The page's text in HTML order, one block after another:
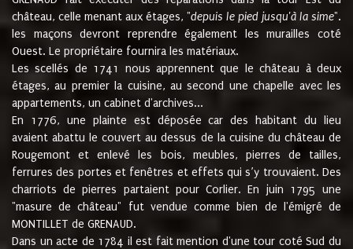
château, celle menant aux étages, "depuis le pied jusqu'à la sime".
les maçons devront reprendre également les murailles coté
Ouest. Le propriétaire fournira les matériaux.
Les scellés de 1741 nous apprennent que le château à deux
étages, au premier la cuisine, au second une chapelle avec les
appartements, un cabinet d'archives...
En 1776, une plainte est déposée car des habitant du lieu
avaient abattu le couvert au dessus de la cuisine du château de
Rougemont et enlevé les bois, meubles, pierres de tailles,
ferrures des portes et fenêtres et effets qui s’y trouvaient. Des
charriots de pierres partaient pour Corlier. En juin 1795 une
"masure de château" fut vendue comme bien de l'émigré de
MONTILLET de GRENAUD.
Dans un acte de 1784 il est fait mention d'une tour coté Sud du